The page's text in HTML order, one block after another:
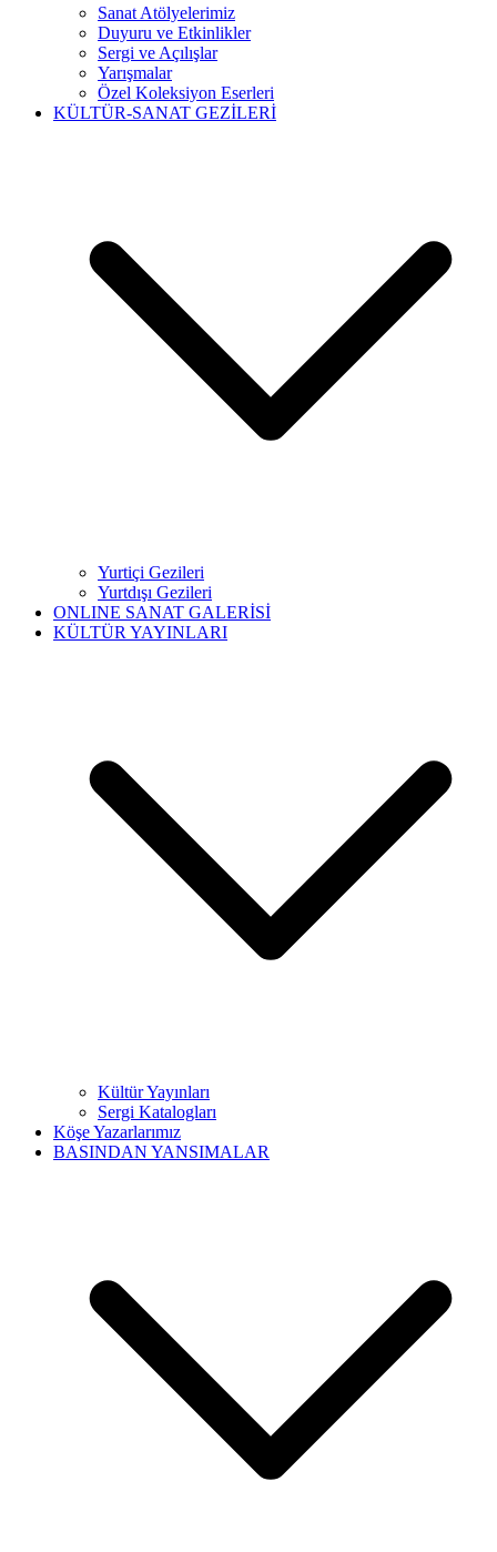
Sanat Atölyelerimiz
Duyuru ve Etkinlikler
Sergi ve Açılışlar
Yarışmalar
Özel Koleksiyon Eserleri
KÜLTÜR-SANAT GEZİLERİ
Yurtiçi Gezileri
Yurtdışı Gezileri
ONLINE SANAT GALERİSİ
KÜLTÜR YAYINLARI
Kültür Yayınları
Sergi Katalogları
Köşe Yazarlarımız
BASINDAN YANSIMALAR